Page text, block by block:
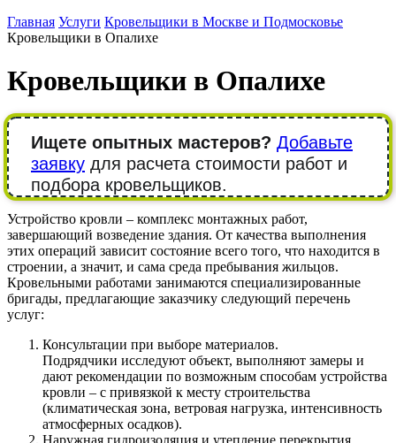
Главная Услуги Кровельщики в Москве и Подмосковье
Кровельщики в Опалихе
Кровельщики в Опалихе
Ищете опытных мастеров? Добавьте
заявку для расчета стоимости работ и
подбора кровельщиков.
Устройство кровли – комплекс монтажных работ,
завершающий возведение здания. От качества выполнения
этих операций зависит состояние всего того, что находится в
строении, а значит, и сама среда пребывания жильцов.
Кровельными работами занимаются специализированные
бригады, предлагающие заказчику следующий перечень
услуг:
Консультации при выборе материалов.
Подрядчики исследуют объект, выполняют замеры и
дают рекомендации по возможным способам устройства
кровли – с привязкой к месту строительства
(климатическая зона, ветровая нагрузка, интенсивность
атмосферных осадков).
Наружная гидроизоляция и утепление перекрытия